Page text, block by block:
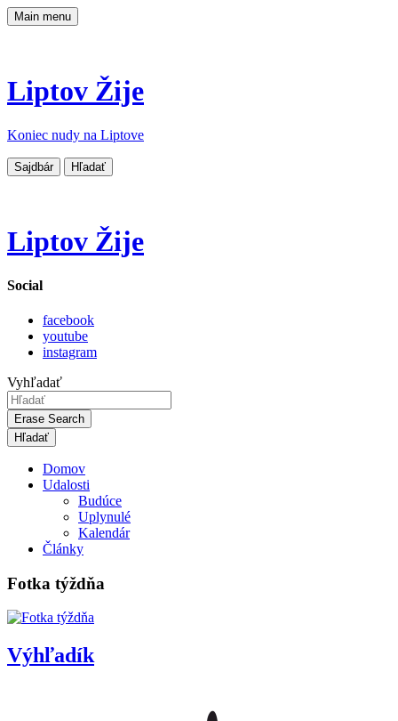
Main menu
Liptov Žije
Koniec nudy na Liptove
Sajdbár Hľadať
Liptov Žije
Social
facebook
youtube
instagram
Vyhľadať
Erase Search
Domov
Udalosti
Budúce
Uplynulé
Kalendár
Články
Fotka týždňa
Výhľadík